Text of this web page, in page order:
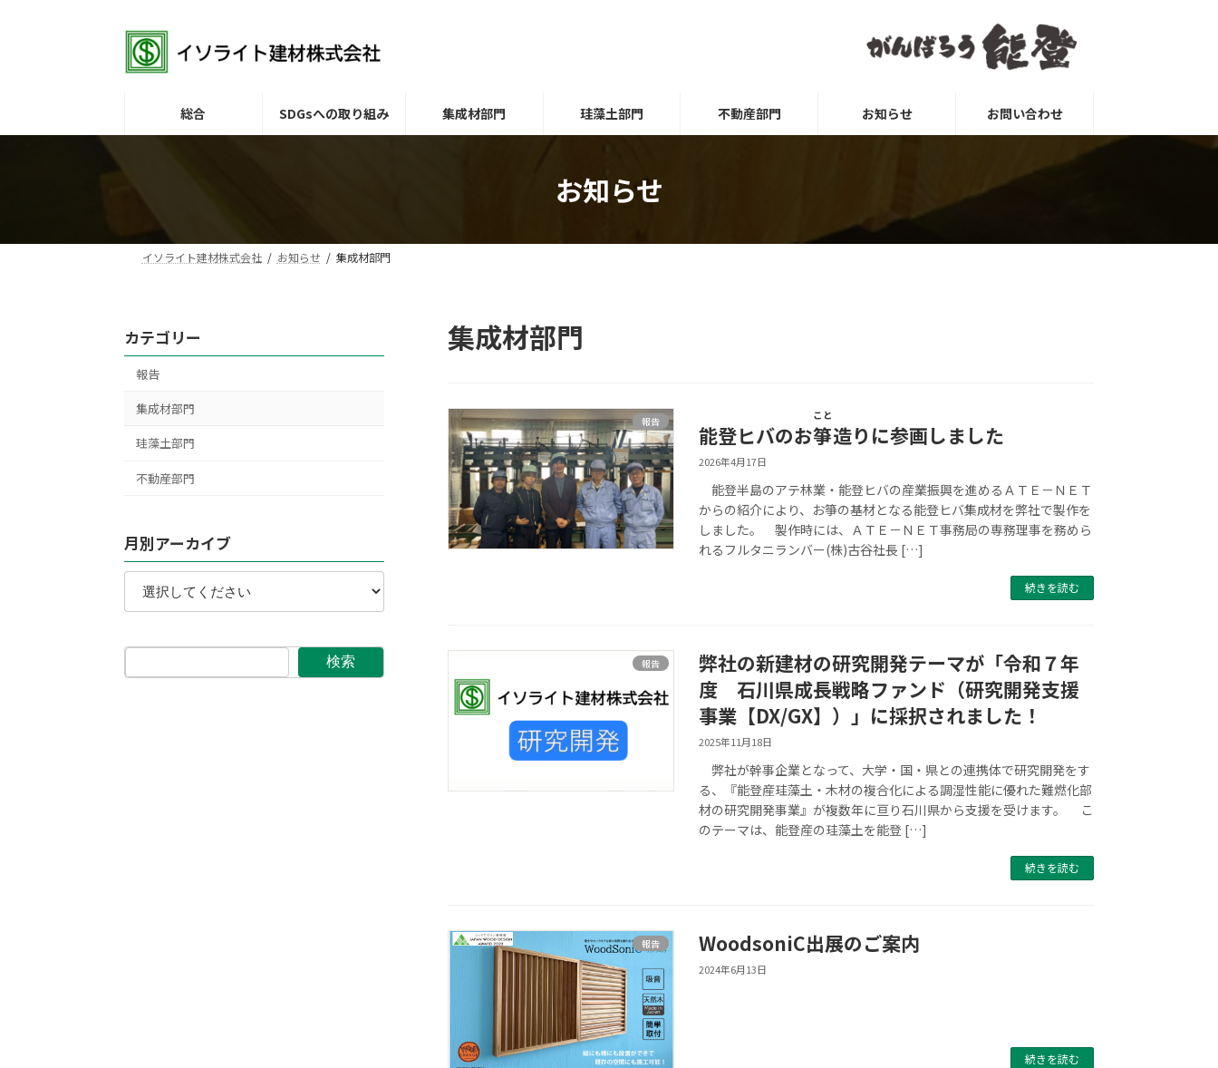
総合 SDGsへの取り組み 集成材部門 珪藻土部門 不動産部門 お知らせ お問い合わせ
お知らせ
イソライト建材株式会社 お知らせ 集成材部門
集成材部門
報告
能登ヒバのお箏
こと
造りに参画しました
2026年4月17日
能登半島のアテ林業・能登ヒバの産業振興を進めるＡＴＥ－ＮＥＴ
からの紹介により、お箏の基材となる能登ヒバ集成材を弊社で製作を
しました。 製作時には、ＡＴＥ－ＮＥＴ事務局の専務理事を務めら
れるフルタニランバー(株)古谷社長 […]
続きを読む
報告
弊社の新建材の研究開発テーマが「令和７年
度 石川県成長戦略ファンド（研究開発支援
事業【DX/GX】）」に採択されました！
2025年11月18日
弊社が幹事企業となって、大学・国・県との連携体で研究開発をす
る、『能登産珪藻土・木材の複合化による調湿性能に優れた難燃化部
材の研究開発事業』が複数年に亘り石川県から支援を受けます。 こ
のテーマは、能登産の珪藻土を能登 […]
続きを読む
報告 WoodsoniC出展のご案内
2024年6月13日
続きを読む
カテゴリー
報告
集成材部門
珪藻土部門
不動産部門
月別アーカイブ
検索